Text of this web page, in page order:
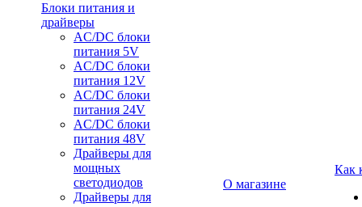
Блоки питания и
драйверы
AC/DC блоки
питания 5V
AC/DC блоки
питания 12V
AC/DC блоки
питания 24V
AC/DC блоки
питания 48V
Драйверы для
мощных
светодиодов
Драйверы для
О магазине
Как